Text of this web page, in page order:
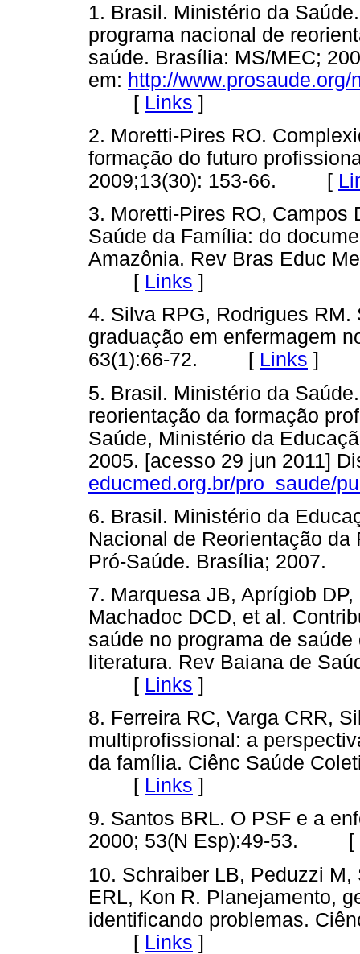
1. Brasil. Ministério da
programa nacional de
saúde. Brasília: MS/MEC;
em: http://
[ Links ]
2. Moretti-Pires RO.
formação do futuro
2009;13(30): 153-66. [
3. Moretti-Pires RO, Campos
Saúde da Família: do
Amazônia. Rev Bras Educ
[ Links ]
4. Silva RPG, Rodrigues
graduação em enfermagem
63(1):66-72. [ Links ]
5. Brasil. Ministério da
reorientação da formação
Saúde, Ministério da
2005. [acesso 29 jun 2011]
educmed.org.br/pro_saude/
6. Brasil. Ministério da
Nacional de Reorientação
Pró-Saúde. Brasília; 2007.
7. Marquesa JB, Aprígiob
Machadoc DCD, et al.
saúde no programa de
literatura. Rev Baiana de
[ Links ]
8. Ferreira RC, Varga CRR,
multiprofissional: a
da família. Ciênc Saúde
[ Links ]
9. Santos BRL. O PSF e a
2000; 53(N Esp):49-53. [
10. Schraiber LB, Peduzzi
ERL, Kon R. Planejamento,
identificando problemas.
[ Links ]